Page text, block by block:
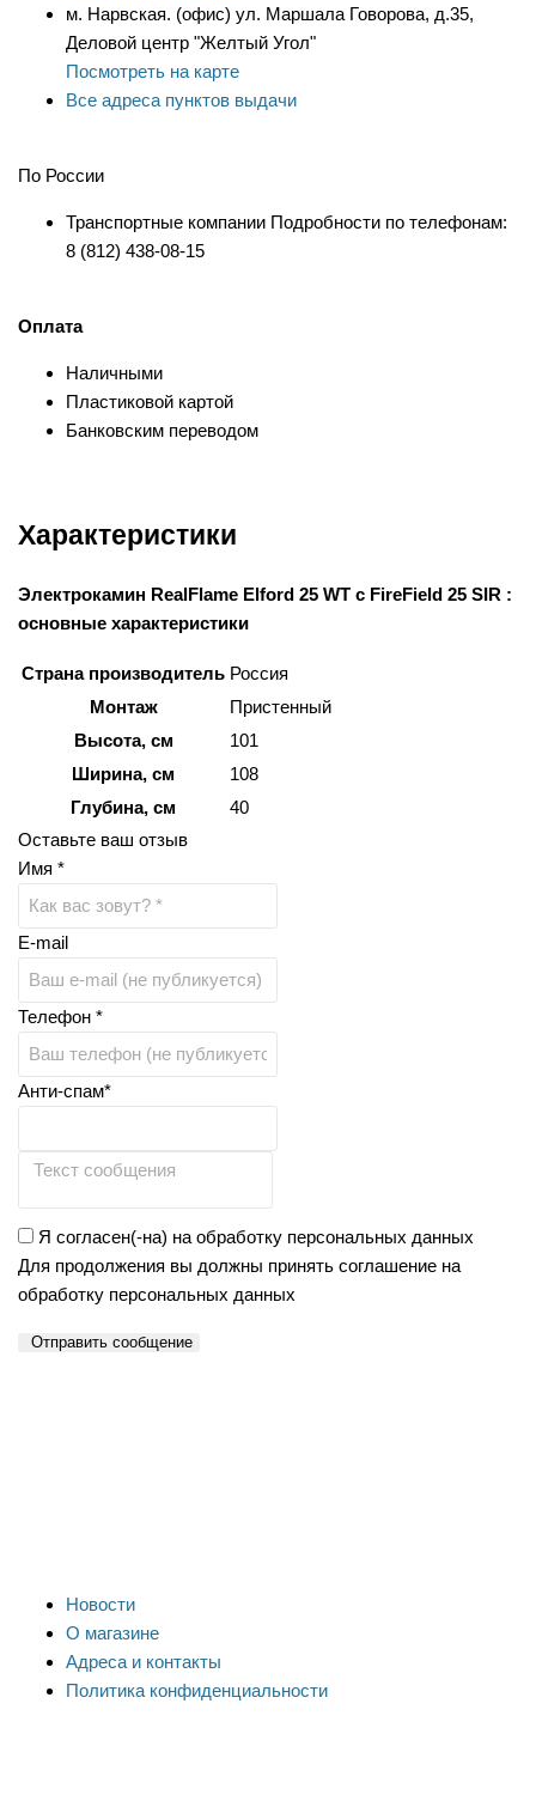
м. Нарвская. (офис) ул. Маршала Говорова, д.35,
Деловой центр "Желтый Угол"
Посмотреть на карте
Все адреса пунктов выдачи
По России
Транспортные компании Подробности по телефонам:
8 (812) 438-08-15
Оплата
Наличными
Пластиковой картой
Банковским переводом
Характеристики
Электрокамин RealFlame Elford 25 WT с FireField 25 SIR :
основные характеристики
Страна производитель Россия
Монтаж
Пристенный
Высота, см
101
Ширина, см
108
Глубина, см
40
Оставьте ваш отзыв
Имя *
E-mail
Телефон *
Анти-спам*
Я согласен(-на) на обработку персональных данных
Для продолжения вы должны принять соглашение на
обработку персональных данных
Отправить сообщение
Новости
О магазине
Адреса и контакты
Политика конфиденциальности